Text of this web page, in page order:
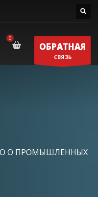
ОБРАТНАЯ
СВЯЗЬ
О ПРОМЫШЛЕННЫХ